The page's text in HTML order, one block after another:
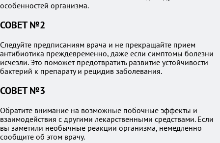
особенностей организма.
СОВЕТ №2
Следуйте предписаниям врача и не прекращайте прием
антибиотика преждевременно, даже если симптомы болезни
исчезли. Это поможет предотвратить развитие устойчивости
бактерий к препарату и рецидив заболевания.
СОВЕТ №3
Обратите внимание на возможные побочные эффекты и
взаимодействия с другими лекарственными средствами. Если
вы заметили необычные реакции организма, немедленно
сообщите об этом врачу.